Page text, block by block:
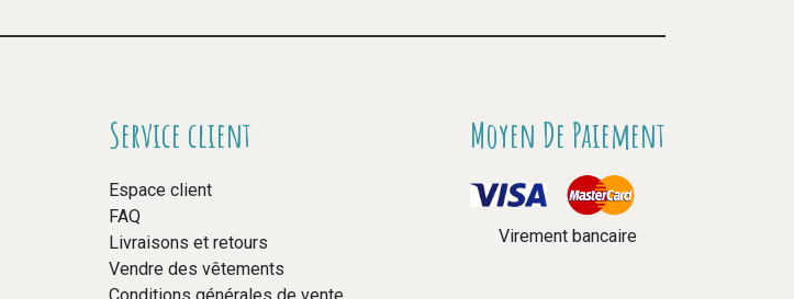
Service client
Espace client
FAQ
Livraisons et retours
Vendre des vêtements
Conditions générales de vente
Moyen De Paiement
Virement bancaire